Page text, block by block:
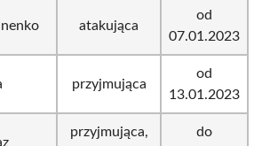
atakująca
od
07.01.2023
przyjmująca
od
13.01.2023
przyjmująca, do